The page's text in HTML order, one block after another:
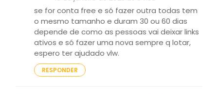
se for conta free e só fazer outra todas tem
o mesmo tamanho e duram 30 ou 60 dias
depende de como as pessoas vai deixar links
ativos e só fazer uma nova sempre q lotar,
espero ter ajudado vlw.
RESPONDER